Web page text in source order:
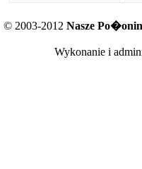
© 2003-2012 Nasze
Wykonanie i